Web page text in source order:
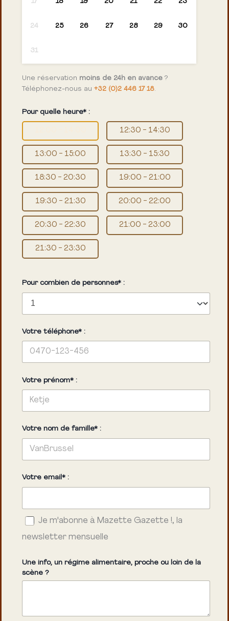
24 25 26 27 28 29 30
31
Une réservation moins de 24h en avance ?
Téléphonez-nous au +32 (0)2 446 17 18.
Pour quelle heure* :
12:30 - 14:30
13:00 - 15:00 13:30 - 15:30
18:30 - 20:30 19:00 - 21:00
19:30 - 21:30 20:00 - 22:00
20:30 - 22:30 21:00 - 23:00
21:30 - 23:30
Pour combien de personnes* :
Votre téléphone* :
Votre prénom* :
Votre nom de famille* :
Votre email* :
Je m'abonne à Mazette Gazette !, la
newsletter mensuelle
Une info, un régime alimentaire, proche ou loin de la
scène ?